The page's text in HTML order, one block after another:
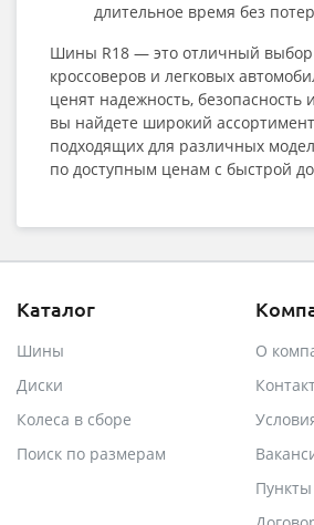
длительное время без
Шины R18 — это отличный выбор
кроссоверов и легковых
ценят надежность, безопасность
вы найдете широкий
подходящих для различных
по доступным ценам с быстрой
Каталог
Шины
Диски
Колеса в сборе
Поиск по размерам
О